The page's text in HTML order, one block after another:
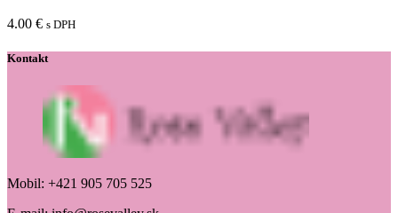
4.00 € s DPH
Kontakt
Mobil: +421 905 705 525